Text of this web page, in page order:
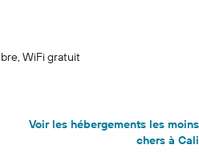
WiFi gratuit
Voir les hébergements les moins
chers à Cali